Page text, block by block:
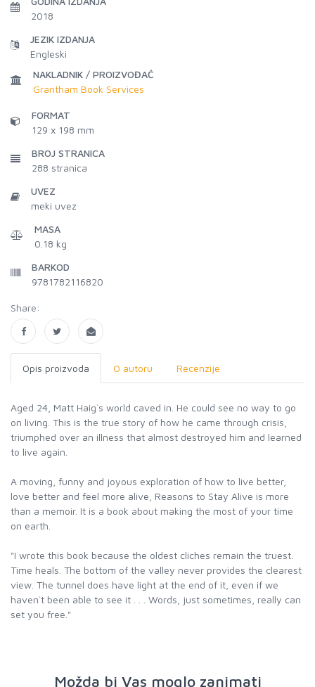
2018
JEZIK IZDANJA
Engleski
NAKLADNIK / PROIZVOĐAČ
Grantham Book Services
FORMAT
129 x 198 mm
BROJ STRANICA
288 stranica
UVEZ
meki uvez
MASA
0.18 kg
BARKOD
9781782116820
Share:
Opis proizvoda O autoru Recenzije
Aged 24, Matt Haig`s world caved in. He could see no way to go
on living. This is the true story of how he came through crisis,
triumphed over an illness that almost destroyed him and learned
to live again.
A moving, funny and joyous exploration of how to live better,
love better and feel more alive, Reasons to Stay Alive is more
than a memoir. It is a book about making the most of your time
on earth.
"I wrote this book because the oldest cliches remain the truest.
Time heals. The bottom of the valley never provides the clearest
view. The tunnel does have light at the end of it, even if we
haven`t been able to see it . . . Words, just sometimes, really can
set you free."
Možda bi Vas moglo zanimati